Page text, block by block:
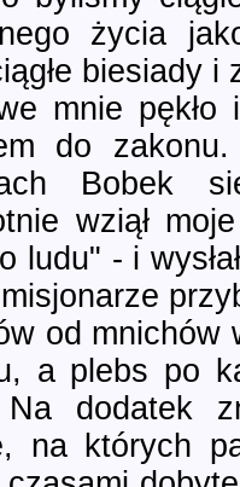
życia
biesiady i
mnie pękło
do
Bobek
wziął
ludu" - i
od mnichów
a plebs po
dodatek
na których